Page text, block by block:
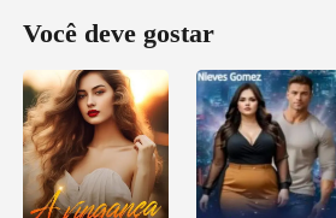
Você deve gostar